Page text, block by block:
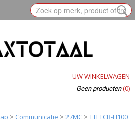
UW WINKELWAGEN
Geen producten (0)
> Communicatie > 27MC > TTI TCB-H100